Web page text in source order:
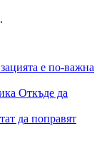
.
е по-важна
Откъде да
да поправят